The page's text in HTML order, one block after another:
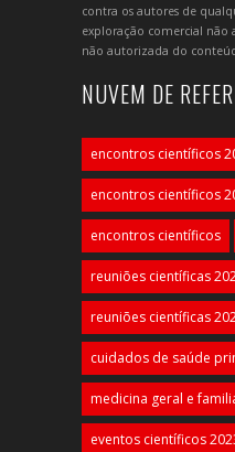
contra os autores de
exploração comercial
não autorizada do
NUVEM DE
encontros científicos
encontros científicos
encontros científicos
reuniões científicas
reuniões científicas
cuidados de saúde
medicina geral e
eventos científicos